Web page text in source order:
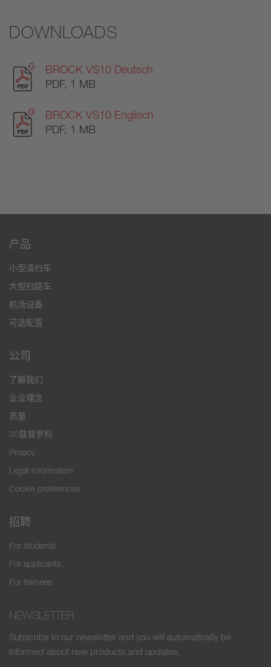
DOWNLOADS
BROCK VS10 Deutsch
PDF, 1 MB
BROCK VS10 Englisch
PDF, 1 MB
产品
小型清扫车
大型扫路车
机场设备
可选配置
公司
了解我们
企业理念
质量
30载普罗科
Privacy
Legal information
Cookie preferences
招聘
For students
For applicants
For trainees
NEWSLETTER
Subscribe to our newsletter and you will automatically be
informed about new products and updates.